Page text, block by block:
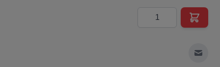
Quantité